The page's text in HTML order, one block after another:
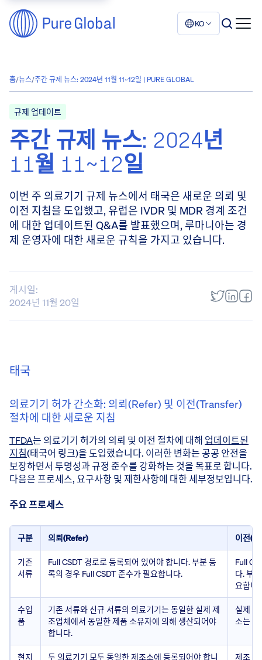
KO
홈/뉴스/주간 규제 뉴스: 2024년 11월 11~12일 | PURE GLOBAL
규제 업데이트
주간 규제 뉴스: 2024년
11월 11~12일
이번 주 의료기기 규제 뉴스에서 태국은 새로운 의뢰 및
이전 지침을 도입했고, 유럽은 IVDR 및 MDR 경계 조건
에 대한 업데이트된 Q&A를 발표했으며, 루마니아는 경
제 운영자에 대한 새로운 규칙을 가지고 있습니다.
게시일:
2024년 11월 20일
태국
의료기기 허가 간소화: 의뢰(Refer) 및 이전(Transfer)
절차에 대한 새로운 지침
TFDA는 의료기기 허가의 의뢰 및 이전 절차에 대해 업데이트된
지침(태국어 링크)을 도입했습니다. 이러한 변화는 공공 안전을
보장하면서 투명성과 규정 준수를 강화하는 것을 목표로 합니다.
다음은 프로세스, 요구사항 및 제한사항에 대한 세부정보입니다.
주요 프로세스
구분 의뢰(Refer) 이전
기존
서류
Full CSDT 경로로 등록되어 있어야 합니다. 부분 등
록의 경우 Full CSDT 준수가 필요합니다.
Full
다. 부
요합니
수입
품
기존 서류와 신규 서류의 의료기기는 동일한 실제 제
조업체에서 동일한 제품 소유자에 의해 생산되어야
합니다.
실제
소는 변
현지
두 의료기기 모두 동일한 제조소에 등록되어야 합니
제조 장